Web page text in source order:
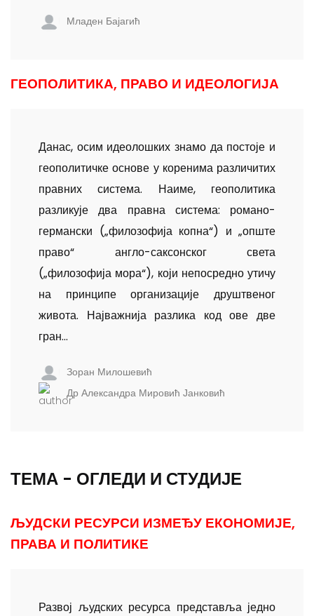
Младен Бајагић
ГЕОПОЛИТИКА, ПРАВО И ИДЕОЛОГИЈА
Данас, осим идеолошких знамо да постоје и
геополитичке основе у коренима различитих
правних система. Наиме, геополи­тика
разликује два правна система: романо-
германски („филозофија копна“) и „опште
право“ англо-саксонског света
(„филозофија мора“), који непосредно утичу
на принципе организације друштвеног
живота. Најважнија разлика код ове две
гран...
Зоран Милошевић
Др Александра Мировић Јанковић
ТЕМА - ОГЛЕДИ И СТУДИЈЕ
ЉУДСКИ РЕСУРСИ ИЗМЕЂУ ЕКОНОМИЈЕ,
ПРАВА И ПОЛИТИКЕ
Развој људских ресурса представља једно